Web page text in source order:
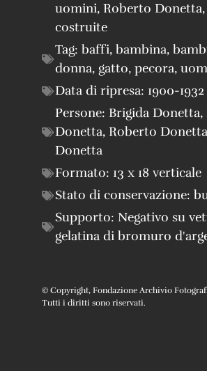
uomini, Roberto Donetta,
costruite
Tag: baffi, bambina,
donna, gatto, pecora,
Data di ripresa: 1900-1932
Persone: Brigida Donetta,
Donetta, Roberto Donetta
Donetta
Formato: 13 x 18 verticale
Stato di conservazione:
Supporto: Negativo su
gelatina di bromuro
© Copyright, Fondazione Archivio
Tutti i diritti sono riservati.